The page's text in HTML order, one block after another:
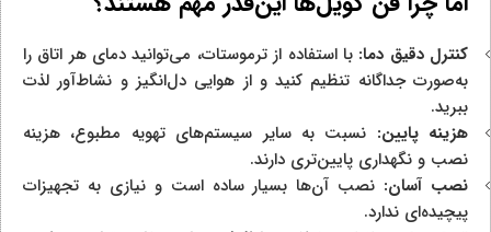
کنترل دقیق دما: با استفاده از ترموستات، می‌توانید دمای هر اتاق را
به‌صورت جداگانه تنظیم کنید و از هوایی دل‌انگیز و نشاط‌آور لذت
ببرید.
هزینه پایین: نسبت به سایر سیستم‌های تهویه مطبوع، هزینه
نصب و نگهداری پایین‌تری دارند.
نصب آسان: نصب آن‌ها بسیار ساده است و نیازی به تجهیزات
پیچیده‌ای ندارد.